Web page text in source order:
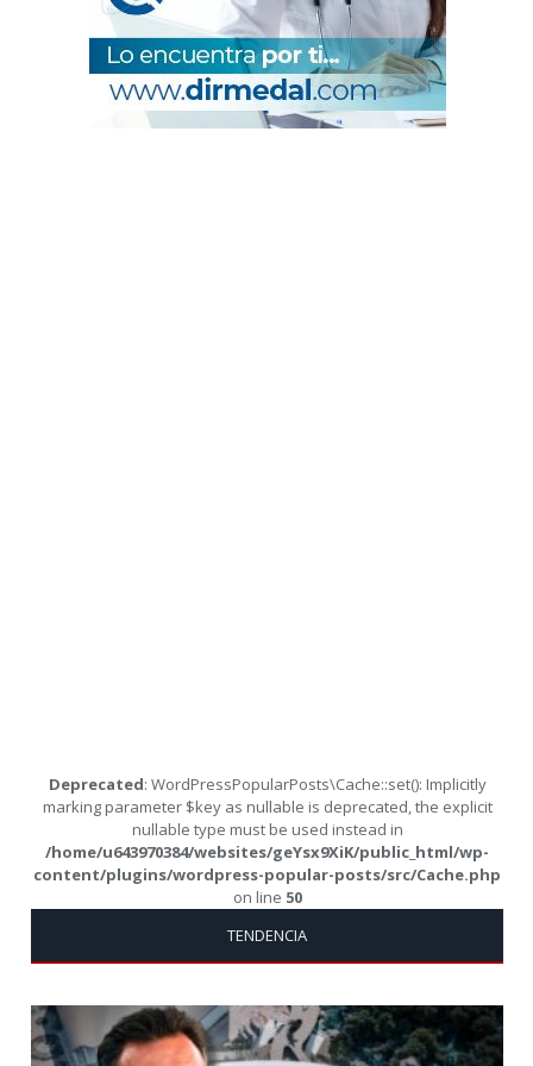
Deprecated: WordPressPopularPosts\Cache::set(): Implicitly
marking parameter $key as nullable is deprecated, the explicit
nullable type must be used instead in
/home/u643970384/websites/geYsx9XiK/public_html/wp-
content/plugins/wordpress-popular-posts/src/Cache.php
on line 50
TENDENCIA